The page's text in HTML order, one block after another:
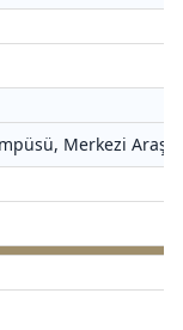
Merkezi